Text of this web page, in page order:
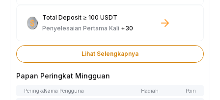
Total Deposit ≥ 100 USDT
Penyelesaian Pertama Kali +30
Lihat Selengkapnya
Papan Peringkat Mingguan
PeringkatNama Pengguna Hadiah Poin